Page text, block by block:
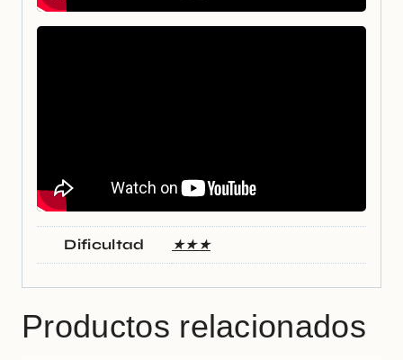
Dificultad ★★★
Productos relacionados